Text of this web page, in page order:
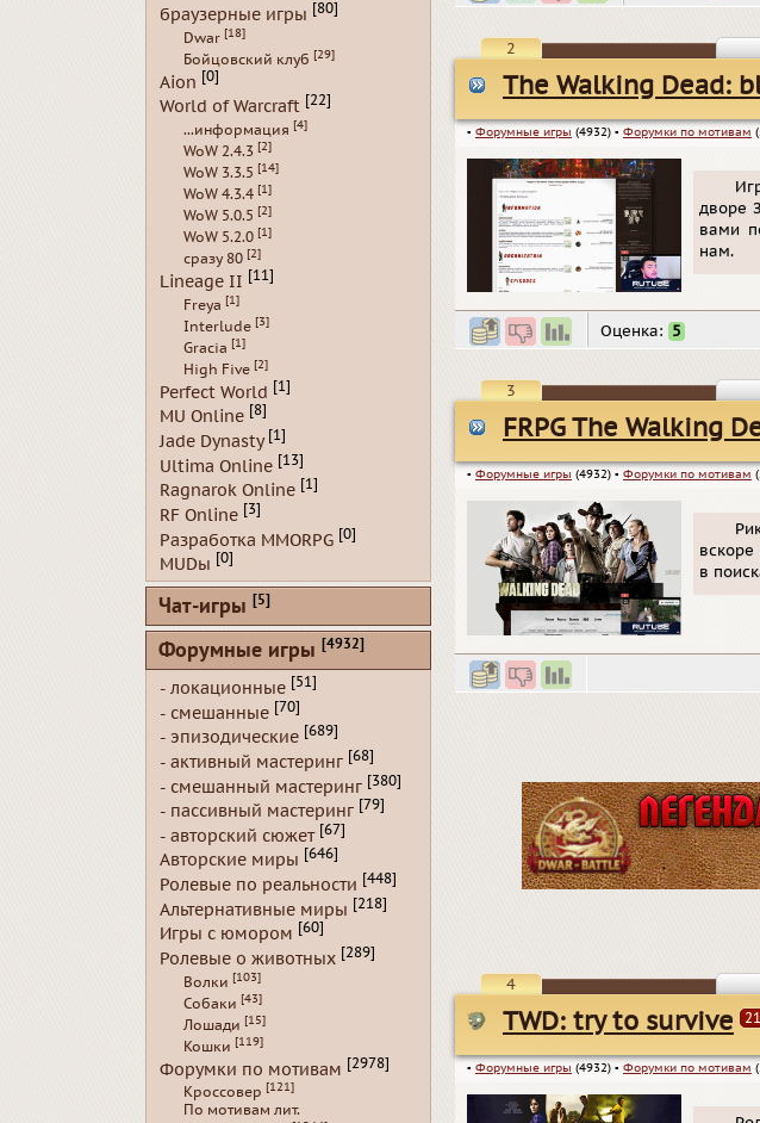
2
The Walking Dead:
▪ Форумные игры (4932) ▪ Форумки по мотивам
дворе
вами
нам.
Оценка: 5
3
FRPG The Walking
▪ Форумные игры (4932) ▪ Форумки по мотивам
в
4
TWD: try to survive 21
▪ Форумные игры (4932) ▪ Форумки по мотивам
браузерные игры [80]
Dwar [18]
Бойцовский клуб [29]
Aion [0]
World of Warcraft [22]
...информация [4]
WoW 2.4.3 [2]
WoW 3.3.5 [14]
WoW 4.3.4 [1]
WoW 5.0.5 [2]
WoW 5.2.0 [1]
сразу 80 [2]
Lineage II [11]
Freya [1]
Interlude [3]
Gracia [1]
High Five [2]
Perfect World [1]
MU Online [8]
Jade Dynasty [1]
Ultima Online [13]
Ragnarok Online [1]
RF Online [3]
Разработка MMORPG [0]
MUDы [0]
Чат-игры [5]
Форумные игры [4932]
- локационные [51]
- смешанные [70]
- эпизодические [689]
- активный мастеринг [68]
- смешанный мастеринг [380]
- пассивный мастеринг [79]
- авторский сюжет [67]
Авторские миры [646]
Ролевые по реальности [448]
Альтернативные миры [218]
Игры с юмором [60]
Ролевые о животных [289]
Волки [103]
Собаки [43]
Лошади [15]
Кошки [119]
Форумки по мотивам [2978]
Кроссовер [121]
По мотивам лит.